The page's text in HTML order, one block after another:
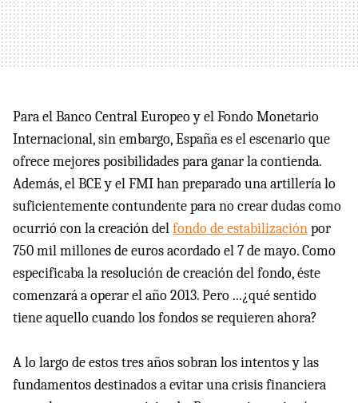
Para el Banco Central Europeo y el Fondo Monetario
Internacional, sin embargo, España es el escenario que
ofrece mejores posibilidades para ganar la contienda.
Además, elBCEy elFMIhan preparado una artillería lo
suficientemente contundente para no crear dudas como
ocurrió con la creación delfondo de estabilizaciónpor
750 mil millones de euros acordado el 7 de mayo. Como
especificaba la resolución de creación del fondo, éste
comenzará a operar el año 2013. Pero ...¿qué sentido
tiene aquello cuando los fondos se requieren ahora?
A lo largo de estos tres años sobran los intentos y las
fundamentos destinados a evitar una crisis financiera